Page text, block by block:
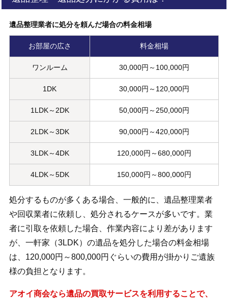
遺品整理業者に処分を頼んだ場合の料金相場
お部屋の広さ 料金相場
ワンルーム 30,000円～100,000円
1DK 30,000円～120,000円
1LDK～2DK 50,000円～250,000円
2LDK～3DK 90,000円～420,000円
3LDK～4DK 120,000円～680,000円
4LDK～5DK 150,000円～800,000円
処分するものが多くある場合、一般的に、遺品整理業者
や回収業者に依頼し、処分されるケースが多いです。業
者に引取を依頼した場合、作業内容により差があります
が、一軒家（3LDK）の遺品を処分した場合の料金相場
は、120,000円～800,000円ぐらいの費用が掛かりご遺族
様の負担となります。
アオイ商会なら遺品の買取サービスを利用することで、